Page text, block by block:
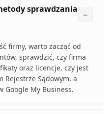
sprawdzania
firmy, warto zacząć od
sprawdzić, czy firma
oraz licencje, czy jest
Rejestrze Sądowym, a
Google My Business.